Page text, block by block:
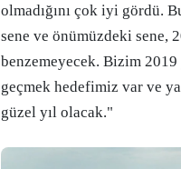
olmadığını çok iyi gördü.
sene ve önümüzdeki sene,
benzemeyecek. Bizim
geçmek hedefimiz var ve
güzel yıl olacak."